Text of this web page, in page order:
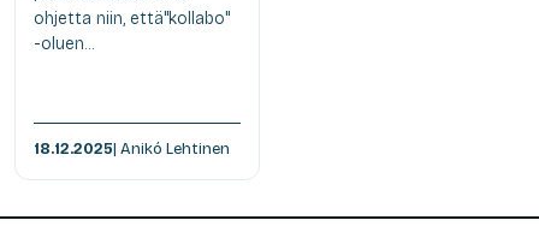
ohjetta niin, että"kollabo"
-oluen...
18.12.2025| Anikó Lehtinen